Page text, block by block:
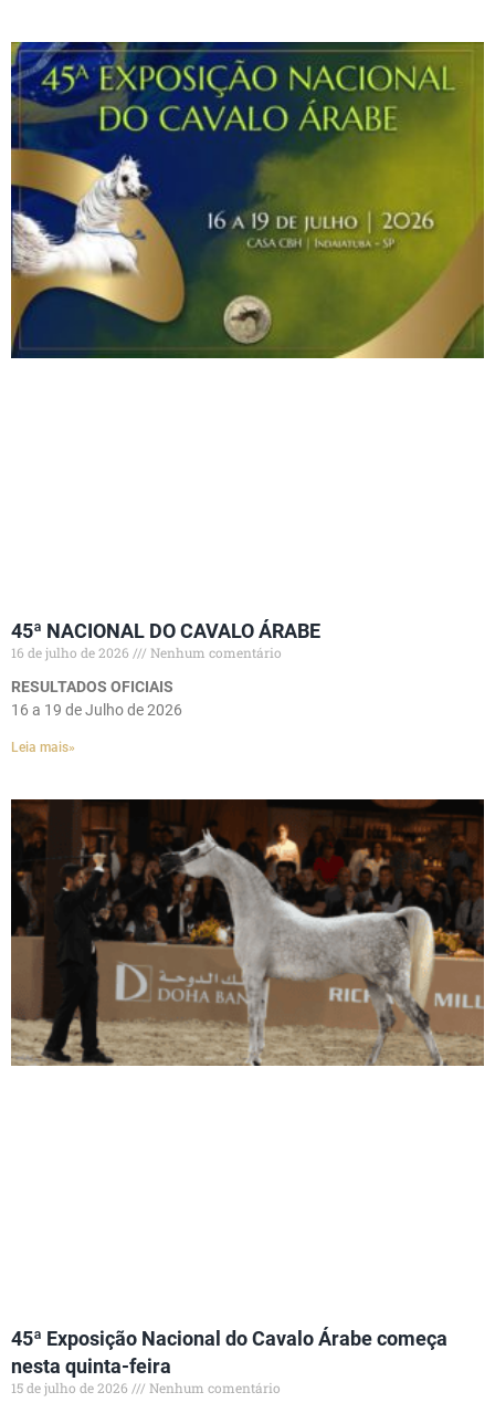
45ª NACIONAL DO CAVALO ÁRABE
16 de julho de 2026
Nenhum comentário
RESULTADOS OFICIAIS
16 a 19 de Julho de 2026
Leia mais»
45ª Exposição Nacional do Cavalo Árabe começa
nesta quinta-feira
15 de julho de 2026
Nenhum comentário